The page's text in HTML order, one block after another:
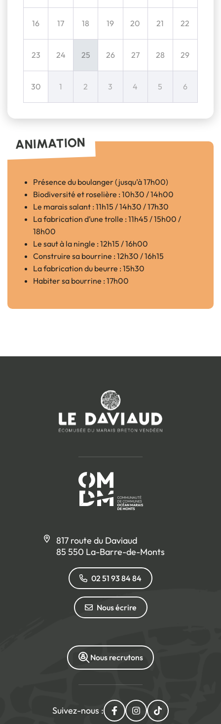
16 17 18 19 20 21 22
23 24 25 26 27 28 29
30 1 2 3 4 5 6
ANIMATION
Présence du boulanger (jusqu’à 17h00)
Biodiversité et roselière : 10h30 / 14h00
Le marais salant : 11h15 / 14h30 / 17h30
La fabrication d’une trolle : 11h45 / 15h00 /
18h00
Le saut à la ningle : 12h15 / 16h00
Construire sa bourrine : 12h30 / 16h15
La fabrication du beurre : 15h30
Habiter sa bourrine : 17h00
817 route du Daviaud
85 550 La-Barre-de-Monts
02 51 93 84 84
Nous écrire
Nous recrutons
Suivez-nous : Lien vers le compte
Lien vers le compte
Lien vers le